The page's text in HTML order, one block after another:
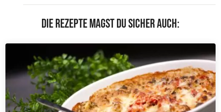
Die Rezepte magst du sicher auch: